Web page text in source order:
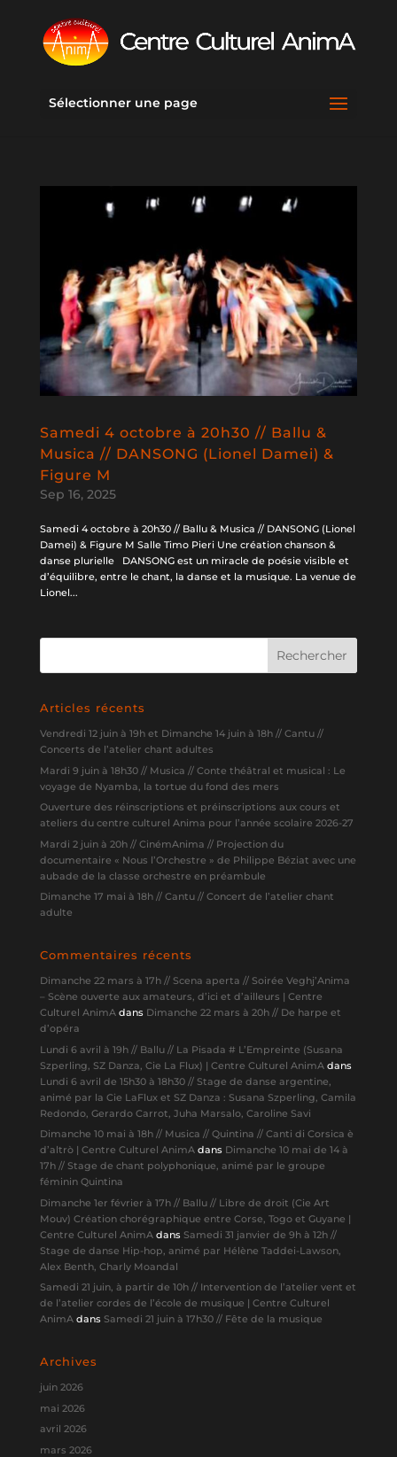
Sélectionner une page
Samedi 4 octobre à 20h30 // Ballu &
Musica // DANSONG (Lionel Damei) &
Figure M
Sep 16, 2025
Samedi 4 octobre à 20h30 // Ballu & Musica // DANSONG (Lionel
Damei) & Figure M Salle Timo Pieri Une création chanson &
danse plurielle DANSONG est un miracle de poésie visible et
d’équilibre, entre le chant, la danse et la musique. La venue de
Lionel...
Articles récents
Vendredi 12 juin à 19h et Dimanche 14 juin à 18h // Cantu //
Concerts de l’atelier chant adultes
Mardi 9 juin à 18h30 // Musica // Conte théâtral et musical : Le
voyage de Nyamba, la tortue du fond des mers
Ouverture des réinscriptions et préinscriptions aux cours et
ateliers du centre culturel Anima pour l’année scolaire 2026-27
Mardi 2 juin à 20h // CinémAnima // Projection du
documentaire « Nous l’Orchestre » de Philippe Béziat avec une
aubade de la classe orchestre en préambule
Dimanche 17 mai à 18h // Cantu // Concert de l’atelier chant
adulte
Commentaires récents
Dimanche 22 mars à 17h // Scena aperta // Soirée Veghj’Anima
– Scène ouverte aux amateurs, d’ici et d’ailleurs | Centre
Culturel AnimAdans Dimanche 22 mars à 20h // De harpe et
d’opéra
Lundi 6 avril à 19h // Ballu // La Pisada # L’Empreinte (Susana
Szperling, SZ Danza, Cie La Flux) | Centre Culturel AnimAdans
Lundi 6 avril de 15h30 à 18h30 // Stage de danse argentine,
animé par la Cie LaFlux et SZ Danza : Susana Szperling, Camila
Redondo, Gerardo Carrot, Juha Marsalo, Caroline Savi
Dimanche 10 mai à 18h // Musica // Quintina // Canti di Corsica è
d’altrò | Centre Culturel AnimAdans Dimanche 10 mai de 14 à
17h // Stage de chant polyphonique, animé par le groupe
féminin Quintina
Dimanche 1er février à 17h // Ballu // Libre de droit (Cie Art
Mouv) Création chorégraphique entre Corse, Togo et Guyane |
Centre Culturel AnimAdans Samedi 31 janvier de 9h à 12h //
Stage de danse Hip-hop, animé par Hélène Taddei-Lawson,
Alex Benth, Charly Moandal
Samedi 21 juin, à partir de 10h // Intervention de l’atelier vent et
de l’atelier cordes de l’école de musique | Centre Culturel
AnimAdans Samedi 21 juin à 17h30 // Fête de la musique
Archives
juin 2026
mai 2026
avril 2026
mars 2026